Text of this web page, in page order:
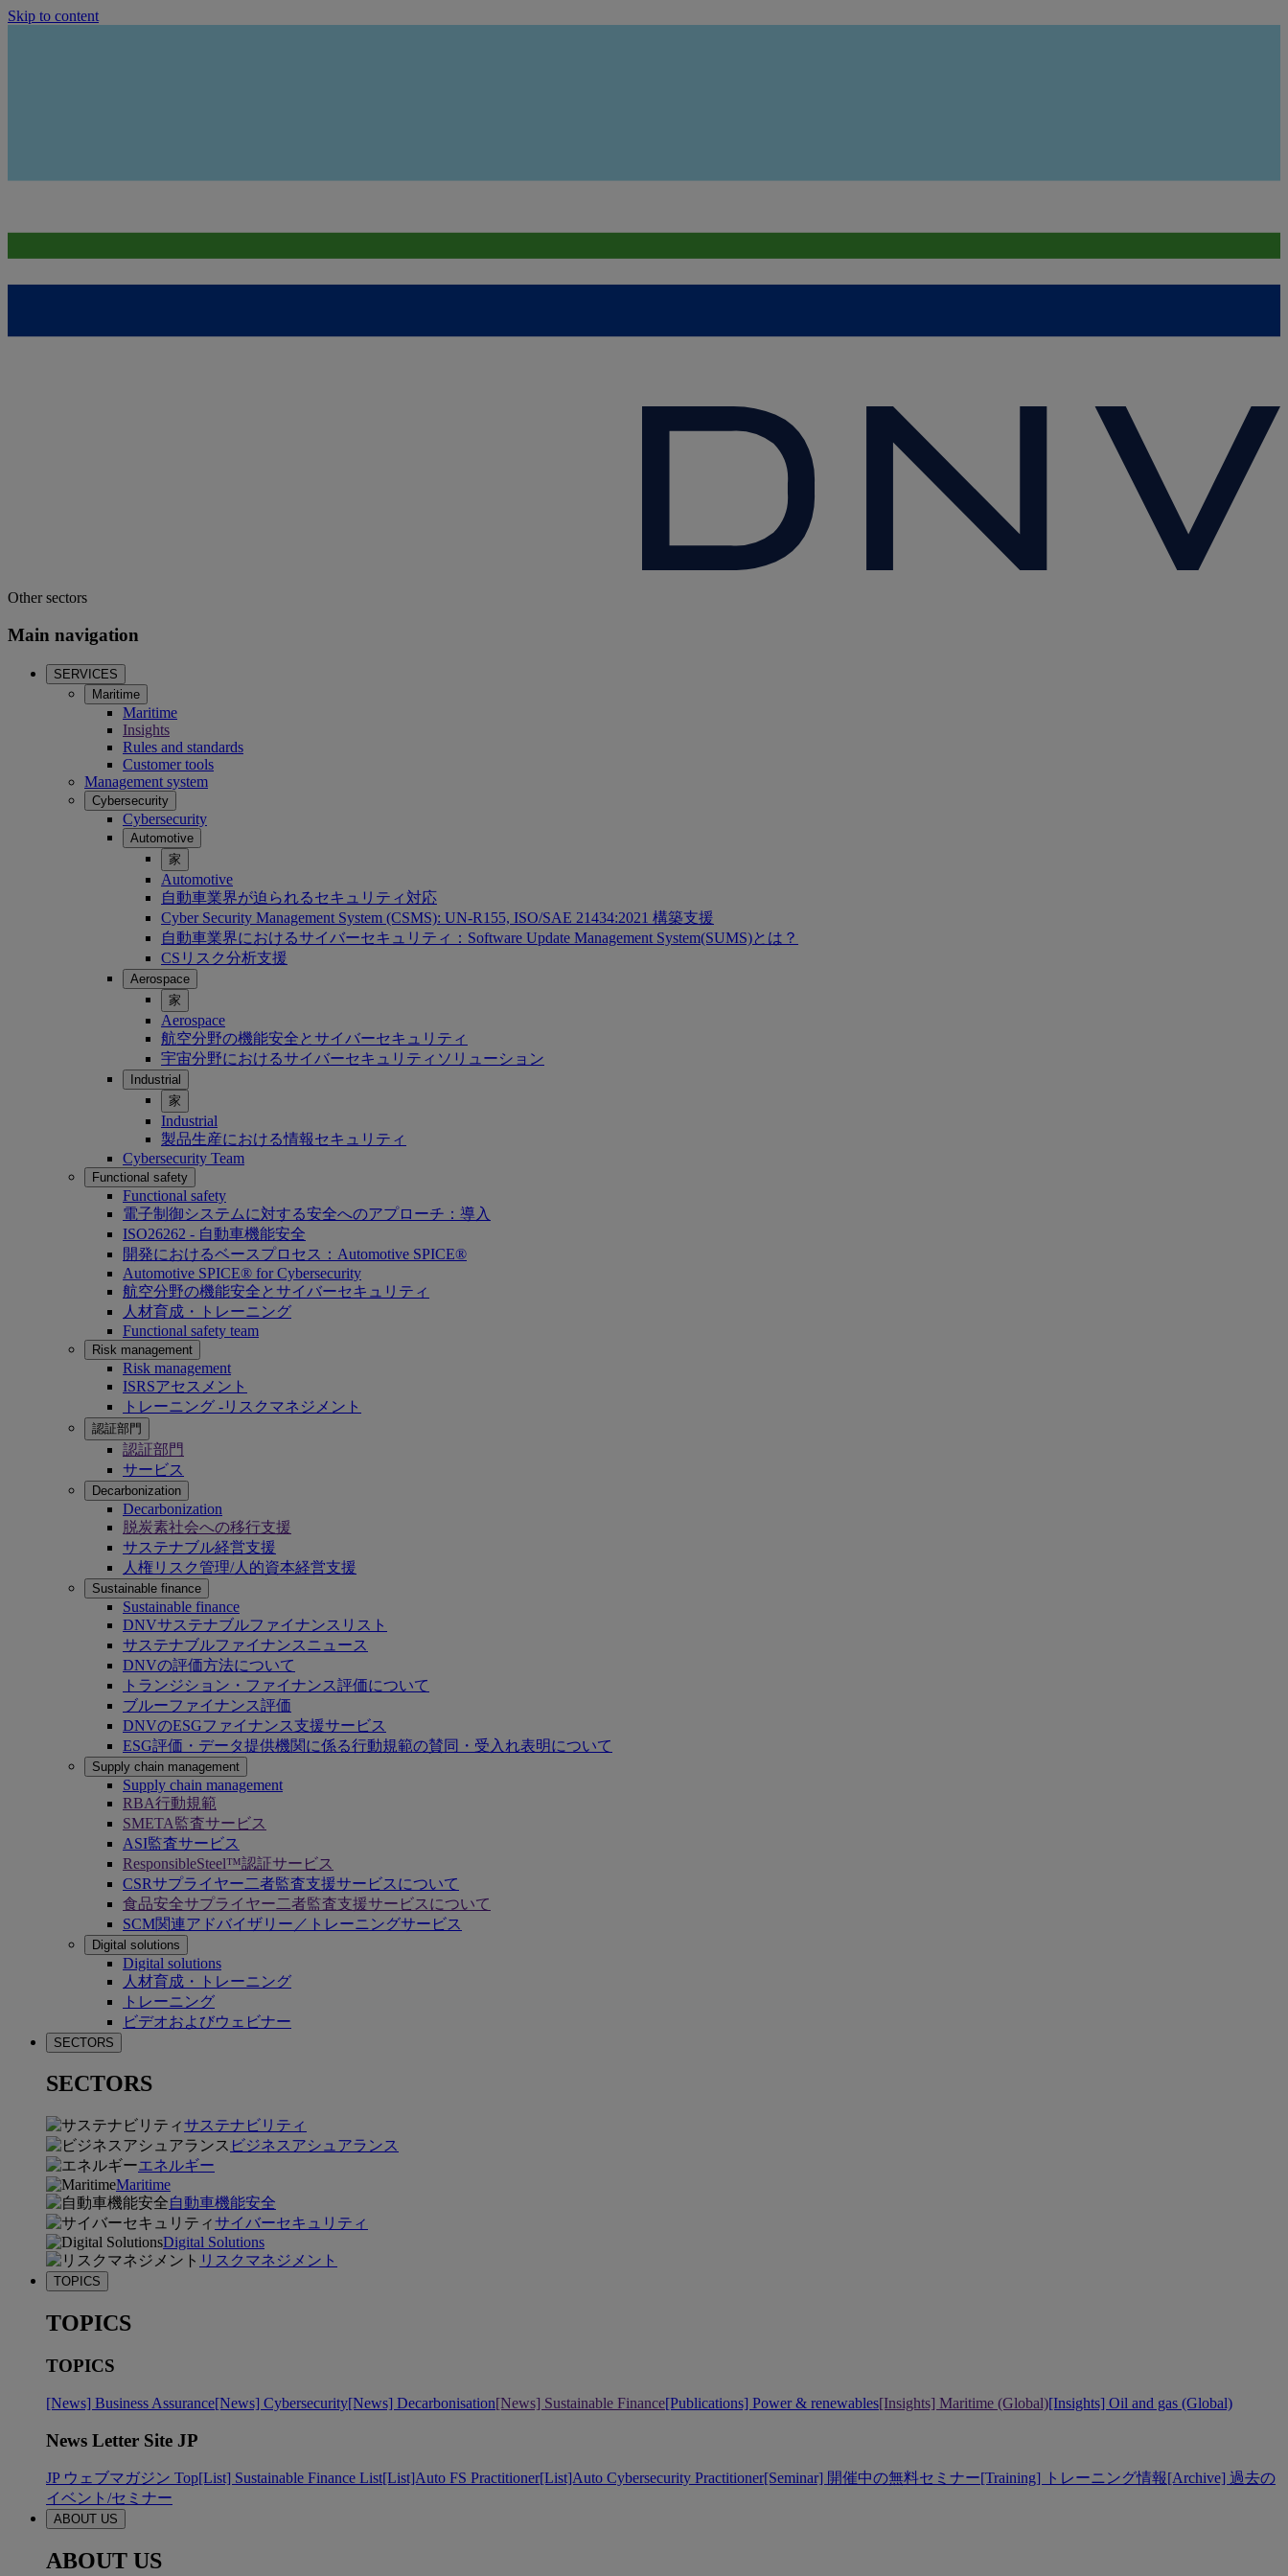
Skip to content
Other sectors
Main navigation
SERVICES
Maritime
Maritime
Insights
Rules and standards
Customer tools
Management system
Cybersecurity
Cybersecurity
Automotive
家
Automotive
自動車業界が迫られるセキュリティ対応
Cyber Security Management System (CSMS): UN-R155, ISO/SAE 21434:2021 構築支援
自動車業界におけるサイバーセキュリティ：Software Update Management System(SUMS)とは？
CSリスク分析支援
Aerospace
家
Aerospace
航空分野の機能安全とサイバーセキュリティ
宇宙分野におけるサイバーセキュリティソリューション
Industrial
家
Industrial
製品生産における情報セキュリティ
Cybersecurity Team
Functional safety
Functional safety
電子制御システムに対する安全へのアプローチ：導入
ISO26262 - 自動車機能安全
開発におけるベースプロセス：Automotive SPICE®
Automotive SPICE® for Cybersecurity
航空分野の機能安全とサイバーセキュリティ
人材育成・トレーニング
Functional safety team
Risk management
Risk management
ISRSアセスメント
トレーニング -リスクマネジメント
認証部門
認証部門
サービス
Decarbonization
Decarbonization
脱炭素社会への移行支援
サステナブル経営支援
人権リスク管理/人的資本経営支援
Sustainable finance
Sustainable finance
DNVサステナブルファイナンスリスト
サステナブルファイナンスニュース
DNVの評価方法について
トランジション・ファイナンス評価について
ブルーファイナンス評価
DNVのESGファイナンス支援サービス
ESG評価・データ提供機関に係る行動規範の賛同・受入れ表明について
Supply chain management
Supply chain management
RBA行動規範
SMETA監査サービス
ASI監査サービス
ResponsibleSteel™認証サービス
CSRサプライヤー二者監査支援サービスについて
食品安全サプライヤー二者監査支援サービスについて
SCM関連アドバイザリー／トレーニングサービス
Digital solutions
Digital solutions
人材育成・トレーニング
トレーニング
ビデオおよびウェビナー
SECTORS
SECTORS
サステナビリティ
ビジネスアシュアランス
エネルギー
Maritime
自動車機能安全
サイバーセキュリティ
Digital Solutions
リスクマネジメント
TOPICS
TOPICS
TOPICS
[News] Business Assurance[News] Cybersecurity[News] Decarbonisation[News] Sustainable Finance[Publications] Power & renewables[Insights] Maritime (Global)[Insights] Oil and gas (Global)
News Letter Site JP
JP ウェブマガジン Top[List] Sustainable Finance List[List]Auto FS Practitioner[List]Auto Cybersecurity Practitioner[Seminar] 開催中の無料セミナー[Training] トレーニング情報[Archive] 過去の
イベント/セミナー
ABOUT US
ABOUT US